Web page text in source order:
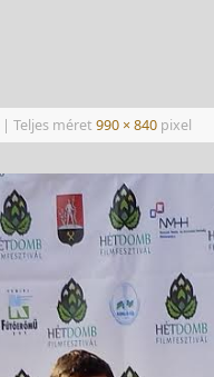
| Teljes méret 990 × 840 pixel